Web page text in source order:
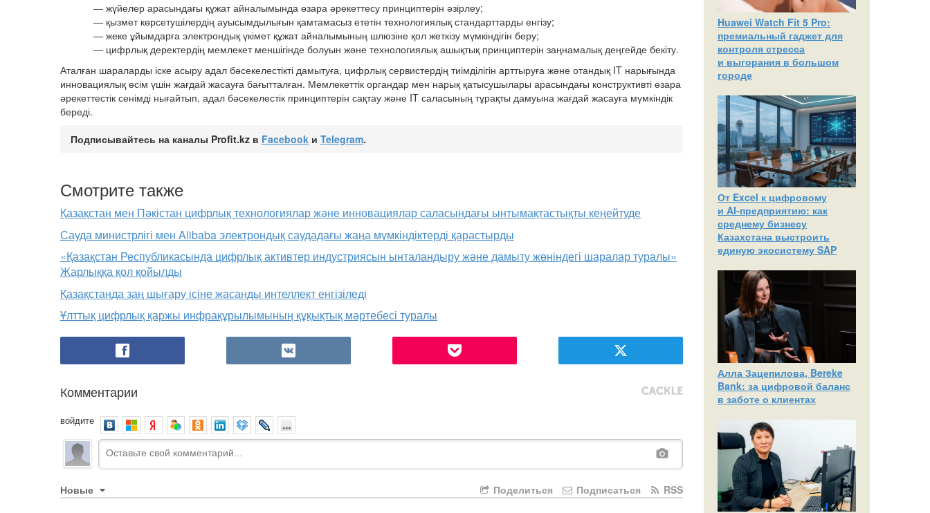
— жүйелер арасындағы құжат айналымында өзара әрекеттесу принциптерін әзірлеу;
— қызмет көрсетушілердің ауысымдылығын қамтамасыз ететін технологиялық стандарттарды енгізу;
— жеке ұйымдарға электрондық үкімет құжат айналымының шлюзіне қол жеткізу мүмкіндігін беру;
— цифрлық деректердің мемлекет меншігінде болуын және технологиялық ашықтық принциптерін заңнамалық деңгейде бекіту.
Аталған шараларды іске асыру адал бәсекелестікті дамытуға, цифрлық сервистердің тиімділігін арттыруға және отандық IT нарығында
инновациялық өсім үшін жағдай жасауға бағытталған. Мемлекеттік органдар мен нарық қатысушылары арасындағы конструктивті өзара
әрекеттестік сенімді нығайтып, адал бәсекелестік принциптерін сақтау және IT саласының тұрақты дамуына жағдай жасауға мүмкіндік
береді.
Подписывайтесь на каналы Profit.kz в Facebook и Telegram.
Смотрите также
Қазақстан мен Пәкістан цифрлық технологиялар және инновациялар саласындағы ынтымақтастықты кеңейтуде
Сауда министрлігі мен Alibaba электрондық саудадағы жаңа мүмкіндіктерді қарастырды
«Қазақстан Республикасында цифрлық активтер индустриясын ынталандыру және дамыту жөніндегі шаралар туралы»
Жарлыққа қол қойылды
Қазақстанда заң шығару ісіне жасанды интеллект енгізіледі
Ұлттық цифрлық қаржы инфрақұрылымының құқықтық мәртебесі туралы
Комментарии
войдите
Новые RSS
Подписаться
Поделиться
Huawei Watch Fit 5 Pro:
премиальный гаджет для
контроля стресса
и выгорания в большом
городе
От Excel к цифровому
и AI‑предприятию: как
среднему бизнесу
Казахстана выстроить
единую экосистему SAP
Алла Зацепилова, Bereke
Bank: за цифровой баланс
в заботе о клиентах